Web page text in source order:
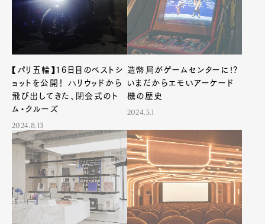
【パリ五輪】16日目のベストシ
ョットを公開！ ハリウッドから
飛び出してきた、閉会式のト
ム・クルーズ
2024.8.13
造幣局がゲームセンターに!?
いまだからエモいアーケード
機の歴史
2024.5.1